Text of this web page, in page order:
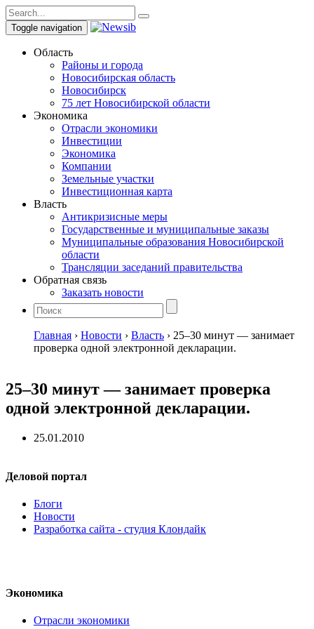
Toggle navigation
Область
Районы и города
Новосибирская область
Новосибирск
75 лет Новосибирской области
Экономика
Отрасли экономики
Инвестиции
Экономика
Компании
Земельные участки
Инвестиционная карта
Власть
Антикризисные меры
Государственные и муниципальные заказы
Муниципальные образования Новосибирской
области
Трансляции заседаний правительства
Обратная связь
Заказать новости
Главная › Новости › Власть › 25–30 минут — занимает
проверка одной электронной декларации.
25–30 минут — занимает проверка
одной электронной декларации.
25.01.2010
Деловой портал
Блоги
Новости
Разработка сайта - студия Клондайк
Экономика
Отрасли экономики